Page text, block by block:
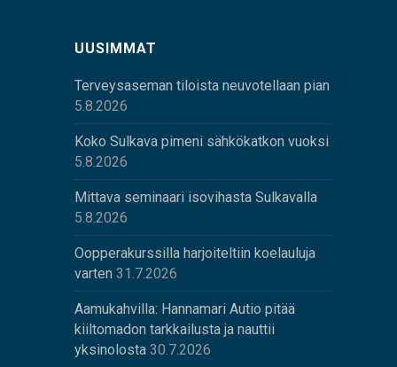
UUSIMMAT
Terveysaseman tiloista neuvotellaan pian
5.8.2026
Koko Sulkava pimeni sähkökatkon vuoksi
5.8.2026
Mittava seminaari isovihasta Sulkavalla
5.8.2026
Oopperakurssilla harjoiteltiin koelauluja
varten 31.7.2026
Aamukahvilla: Hannamari Autio pitää
kiiltomadon tarkkailusta ja nauttii
yksinolosta 30.7.2026